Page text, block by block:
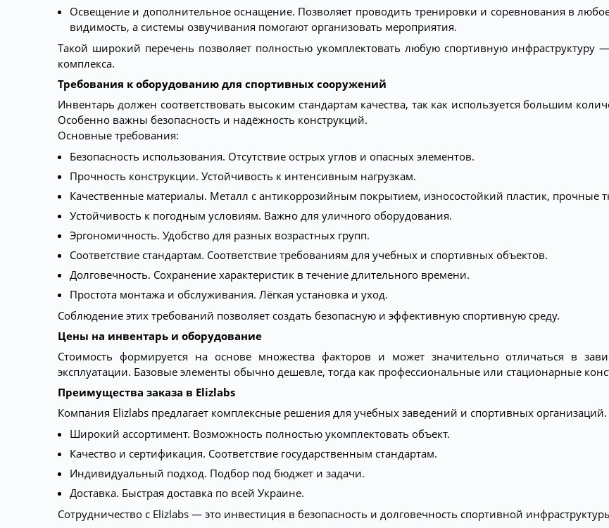
Освещение и дополнительное оснащение. Позволяет проводить тренировки и соревнования в
видимость, а системы озвучивания помогают организовать мероприятия.
Такой широкий перечень позволяет полностью укомплектовать любую спортивную
комплекса.
Требования к оборудованию для спортивных сооружений
Инвентарь должен соответствовать высоким стандартам качества, так как используется большим
Особенно важны безопасность и надёжность конструкций.
Основные требования:
Безопасность использования. Отсутствие острых углов и опасных элементов.
Прочность конструкции. Устойчивость к интенсивным нагрузкам.
Качественные материалы. Металл с антикоррозийным покрытием, износостойкий пластик, прочные
Устойчивость к погодным условиям. Важно для уличного оборудования.
Эргономичность. Удобство для разных возрастных групп.
Соответствие стандартам. Соответствие требованиям для учебных и спортивных объектов.
Долговечность. Сохранение характеристик в течение длительного времени.
Простота монтажа и обслуживания. Лёгкая установка и уход.
Соблюдение этих требований позволяет создать безопасную и эффективную спортивную среду.
Цены на инвентарь и оборудование
Стоимость формируется на основе множества факторов и может значительно отличаться в
эксплуатации. Базовые элементы обычно дешевле, тогда как профессиональные или стационарные
Преимущества заказа в Elizlabs
Компания Elizlabs предлагает комплексные решения для учебных заведений и спортивных организаций.
Широкий ассортимент. Возможность полностью укомплектовать объект.
Качество и сертификация. Соответствие государственным стандартам.
Индивидуальный подход. Подбор под бюджет и задачи.
Доставка. Быстрая доставка по всей Украине.
Сотрудничество с Elizlabs — это инвестиция в безопасность и долговечность спортивной